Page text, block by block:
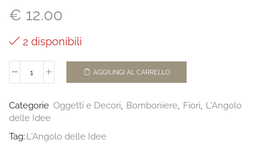
€ 12.00
2 disponibili
AGGIUNGI AL CARRELLO
Categorie Oggetti e Decori Bomboniere Fiori
L'Angolo
delle Idee
Tag: L'Angolo delle Idee